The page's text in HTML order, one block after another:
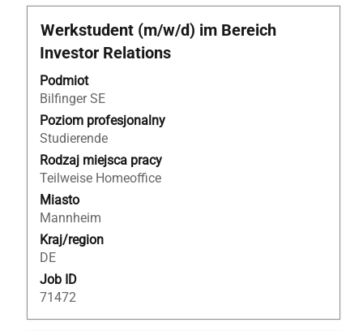
Tytuł
Werkstudent (m/w/d) im Bereich
Investor Relations
Podmiot
Bilfinger SE
Poziom profesjonalny
Studierende
Rodzaj miejsca pracy
Teilweise Homeoffice
Miasto
Mannheim
Kraj/region
DE
Job ID
71472
Zaznacz
za
pomocą
spacji,
aby
wyświetlić
pełną
treść
danych
oferty
pracy.